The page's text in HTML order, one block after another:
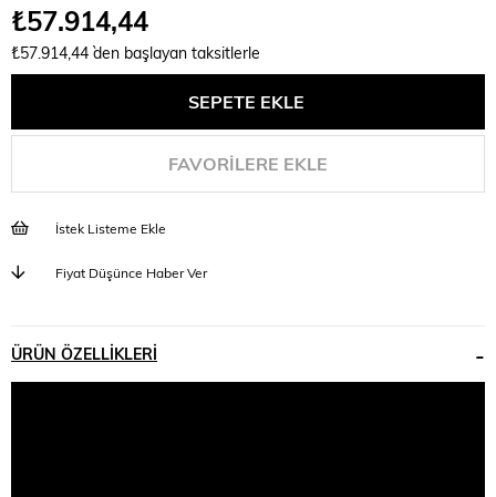
₺57.914,44
₺57.914,44 `den başlayan taksitlerle
FAVORILERE EKLE
İstek Listeme Ekle
Fiyat Düşünce Haber Ver
ÜRÜN ÖZELLIKLERI